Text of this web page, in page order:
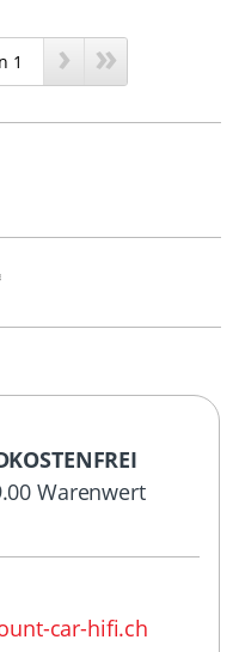
› »
Warenwert
car-hifi.ch